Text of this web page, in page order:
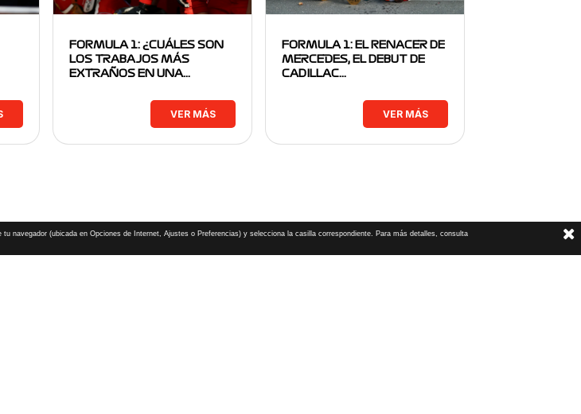
FORMULA 1: ¿CUÁLES SON
LOS TRABAJOS MÁS
EXTRAÑOS EN UNA…
VER MÁS
FORMULA 1: EL RENACER DE
MERCEDES, EL DEBUT DE
CADILLAC…
VER MÁS
navegador (ubicada en Opciones de Internet, Ajustes o Preferencias) y selecciona la casilla correspondiente. Para más detalles, consulta